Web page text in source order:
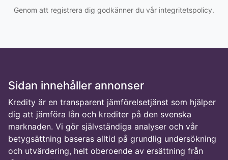
Genom att registrera dig godkänner du vår integritetspolicy.
Sidan innehåller annonser
Kredity är en transparent jämförelsetjänst som hjälper
dig att jämföra lån och krediter på den svenska
marknaden. Vi gör självständiga analyser och vår
betygsättning baseras alltid på grundlig undersökning
och utvärdering, helt oberoende av ersättning från